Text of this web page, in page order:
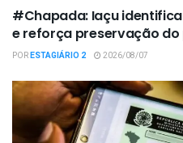
#Chapada: Iaçu
e reforça preservação
PORESTAGIÁRIO 2 2026/08/07